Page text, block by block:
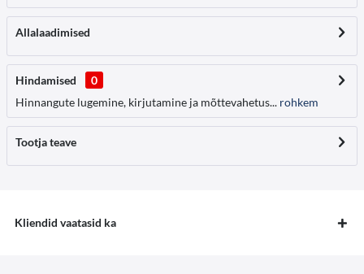
Allalaadimised
Hindamised
0
Hinnangute lugemine, kirjutamine ja mõttevahetus... rohkem
Tootja teave
Kliendid vaatasid ka